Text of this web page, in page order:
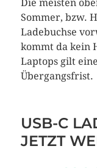
Die meisten
Sommer, bzw.
Ladebuchse
kommt da kein
Laptops gilt
Übergangsfrist.
USB-C
JETZT